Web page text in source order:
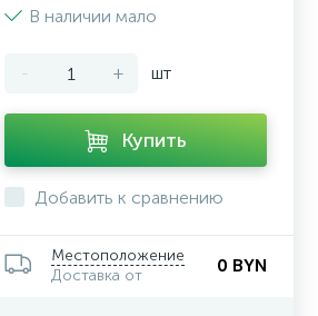
В наличии мало
- + шт
Купить
Добавить к сравнению
Местоположение
Доставка от
0 BYN